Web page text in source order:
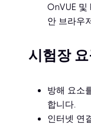
OnVUE 및
안 브라우
시험장
방해 요소
합니다.
인터넷 연